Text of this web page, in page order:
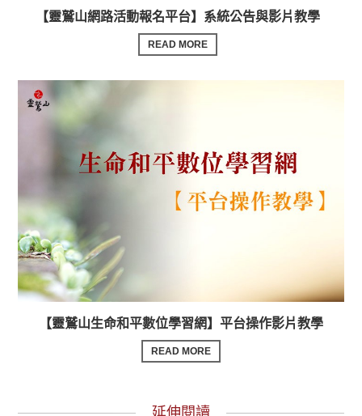
【靈鷲山網路活動報名平台】系統公告與影片教學
READ MORE
【靈鷲山生命和平數位學習網】平台操作影片教學
READ MORE
延伸閱讀